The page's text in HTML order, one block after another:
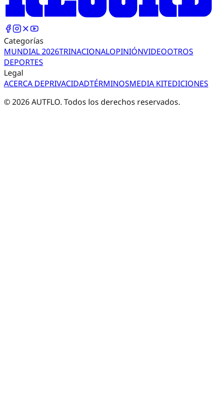
Categorías
MUNDIAL 2026TRINACIONALOPINIÓNVIDEOOTROS
DEPORTES
Legal
ACERCA DEPRIVACIDADTÉRMINOSMEDIA KITEDICIONES
©2026AUTFLO. Todos los derechos reservados.